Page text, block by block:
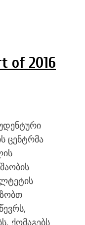
of 2016
ცენტრმა
ქომაგებს